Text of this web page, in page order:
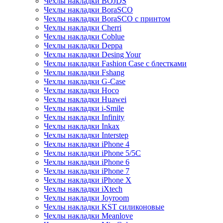
Чехлы накладки BoraSCO
Чехлы накладки BoraSCO с принтом
Чехлы накладки Cherri
Чехлы накладки Coblue
Чехлы накладки Deppa
Чехлы накладки Desing Your
Чехлы накладки Fashion Case с блестками
Чехлы накладки Fshang
Чехлы накладки G-Case
Чехлы накладки Hoco
Чехлы накладки Huawei
Чехлы накладки i-Smile
Чехлы накладки Infinity
Чехлы накладки Inkax
Чехлы накладки Interstep
Чехлы накладки iPhone 4
Чехлы накладки iPhone 5/5С
Чехлы накладки iPhone 6
Чехлы накладки iPhone 7
Чехлы накладки iPhone X
Чехлы накладки iXtech
Чехлы накладки Joyroom
Чехлы накладки KST силиконовые
Чехлы накладки Meanlove